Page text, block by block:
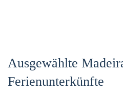
Ausgewählte
Ferienunterkünfte